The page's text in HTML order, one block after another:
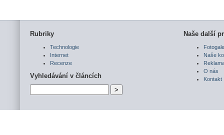
Rubriky
Technologie
Internet
Recenze
Vyhledávání v článcích
Naše další
Naše
O nás
Kontakt